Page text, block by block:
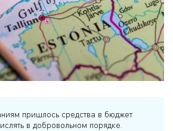
пришлось средства в бюджет
в добровольном порядке.